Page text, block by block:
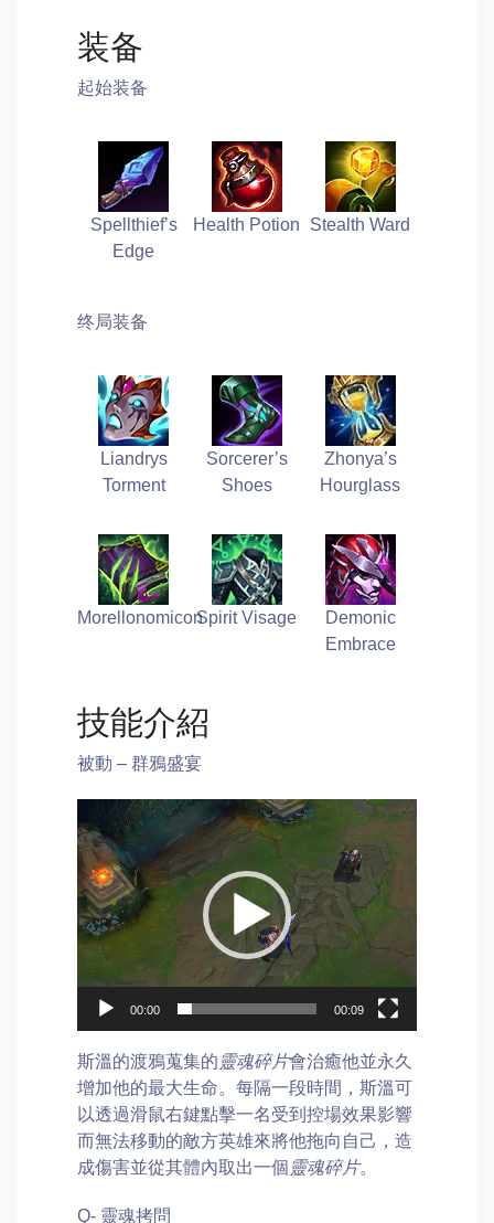
装备
起始装备
Spellthief’s
Edge
Health Potion Stealth Ward
终局装备
Liandrys
Torment
Sorcerer’s
Shoes
Zhonya’s
Hourglass
MorellonomiconSpirit Visage
Demonic
Embrace
技能介紹
被動 – 群鴉盛宴
Player
00:00 00:09
斯溫的渡鴉蒐集的 靈魂碎片會治癒他並永久
增加他的最大生命。每隔一段時間，斯溫可
以透過滑鼠右鍵點擊一名受到控場效果影響
而無法移動的敵方英雄來將他拖向自己，造
成傷害並從其體內取出一個 靈魂碎片。
Q- 靈魂拷問